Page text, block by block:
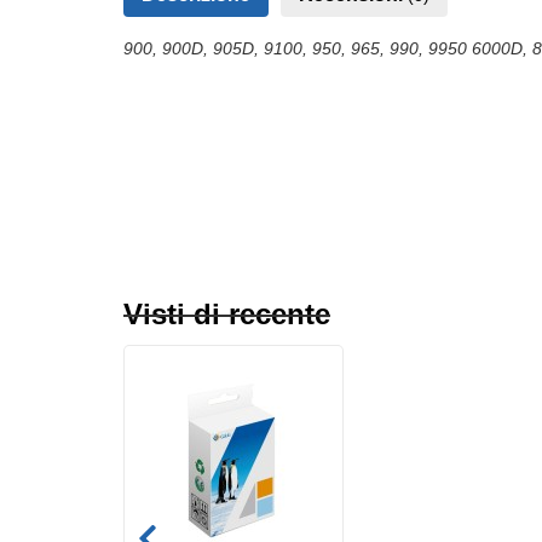
900, 900D, 905D, 9100, 950, 965, 990, 9950 6000D,
Visti di recente